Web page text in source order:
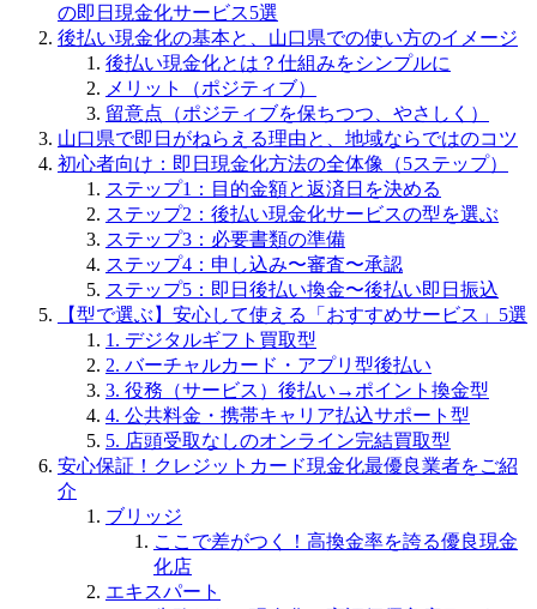
の即日現金化サービス5選
後払い現金化の基本と、山口県での使い方のイメージ
後払い現金化とは？仕組みをシンプルに
メリット（ポジティブ）
留意点（ポジティブを保ちつつ、やさしく）
山口県で即日がねらえる理由と、地域ならではのコツ
初心者向け：即日現金化方法の全体像（5ステップ）
ステップ1：目的金額と返済日を決める
ステップ2：後払い現金化サービスの型を選ぶ
ステップ3：必要書類の準備
ステップ4：申し込み〜審査〜承認
ステップ5：即日後払い換金〜後払い即日振込
【型で選ぶ】安心して使える「おすすめサービス」5選
1. デジタルギフト買取型
2. バーチャルカード・アプリ型後払い
3. 役務（サービス）後払い→ポイント換金型
4. 公共料金・携帯キャリア払込サポート型
5. 店頭受取なしのオンライン完結買取型
安心保証！クレジットカード現金化最優良業者をご紹
介
ブリッジ
ここで差がつく！高換金率を誇る優良現金
化店
エキスパート